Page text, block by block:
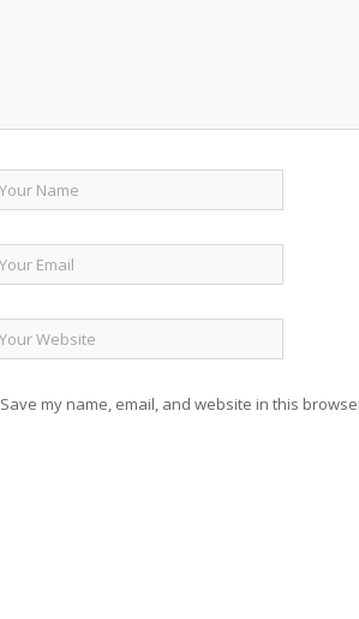
Save my name, email, and website in this